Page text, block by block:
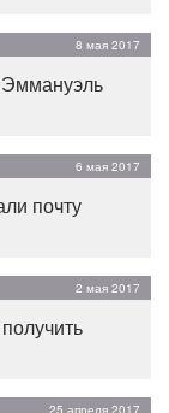
8 мая 2017
6 мая 2017
почту
2 мая 2017